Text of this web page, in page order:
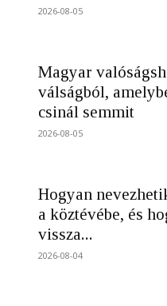
2026-08-05
Magyar
válságból,
csinál semmit
2026-08-05
Hogyan
a köztévébe, és
vissza...
2026-08-04